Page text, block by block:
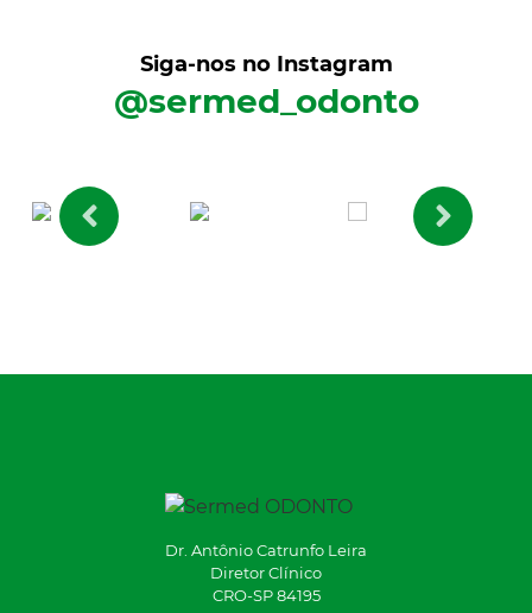
Siga-nos no Instagram
@sermed_odonto
Dr. Antônio Catrunfo Leira
Diretor Clínico
CRO-SP 84195